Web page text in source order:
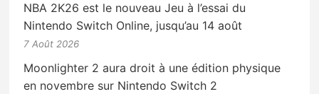
NBA 2K26 est le nouveau Jeu à l’essai du
Nintendo Switch Online, jusqu’au 14 août
7 Août 2026
Moonlighter 2 aura droit à une édition physique
en novembre sur Nintendo Switch 2